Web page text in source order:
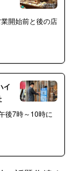
開始前と後の店
イ
後7時～10時に